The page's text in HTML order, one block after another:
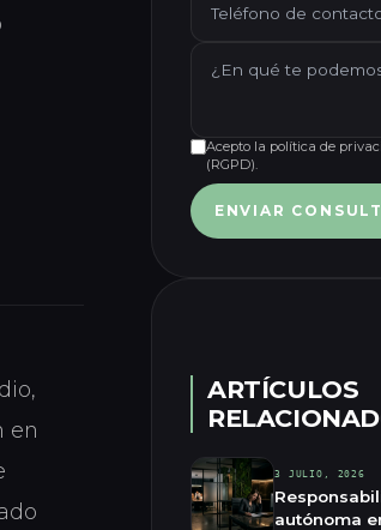
en
Acepto la política de
(RGPD).
ENVIAR
ARTÍCULOS
3 JULIO, 2026
autónoma